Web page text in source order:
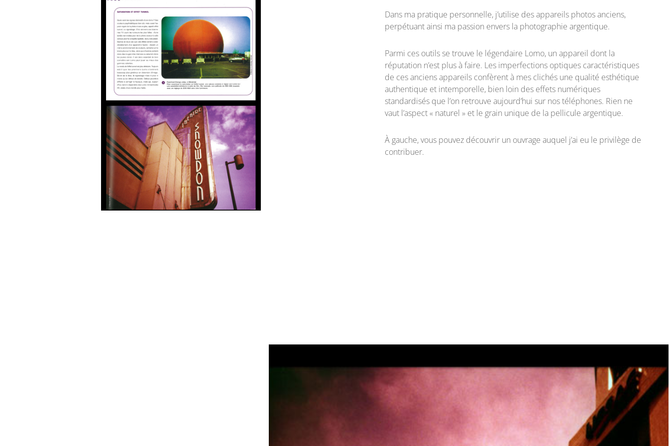
Dans ma pratique personnelle, j’utilise des appareils photos anciens,
perpétuant ainsi ma passion envers la photographie argentique.
Parmi ces outils se trouve le légendaire Lomo, un appareil dont la
réputation n’est plus à faire. Les imperfections optiques caractéristiques
de ces anciens appareils confèrent à mes clichés une qualité esthétique
authentique et intemporelle, bien loin des effets numériques
standardisés que l’on retrouve aujourd’hui sur nos téléphones. Rien ne
vaut l’aspect « naturel » et le grain unique de la pellicule argentique.
À gauche, vous pouvez découvrir un ouvrage auquel j’ai eu le privilège de
contribuer.